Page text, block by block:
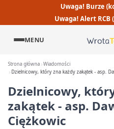
Uwaga! Burze
Uwaga! Alert RCB
MENU
Strona główna Wiadomości
Dzielnicowy, który zna każdy zakątek - asp.
Dzielnicowy,
zakątek - asp.
Ciężkowic